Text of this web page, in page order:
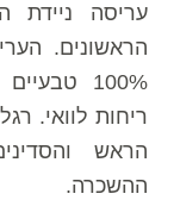
עריסה ניידת
הראשונים.
100%
ריחות לוואי.
הראש
ההשכרה.